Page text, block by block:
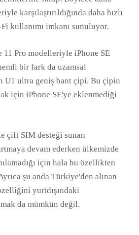
karşılaştırıldığında daha hızlı
kullanımı imkanı sunuluyor.
11 Pro modelleriyle iPhone SE
bir fark da uzamsal
U1 ultra geniş bant çipi. Bu çipin
için iPhone SE'ye eklenmediği
çift SIM desteği sunan
devam ederken ülkemizde
için hala bu özellikten
şu anda Türkiye'den alınan
yurtdışındaki
da mümkün değil.